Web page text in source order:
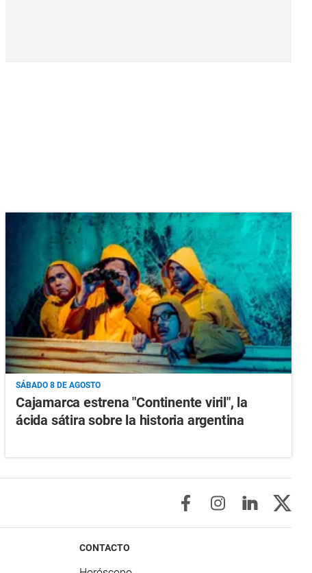
SÁBADO 8 DE AGOSTO
Cajamarca estrena "Continente viril", la
ácida sátira sobre la historia argentina
CONTACTO